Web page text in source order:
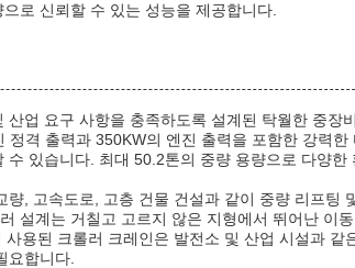
로 신뢰할 수 있는 성능을 제공합니다.
업 요구 사항을 충족하도록 설계된 탁월한 중장
격 출력과 350KW의 엔진 출력을 포함한 강력한
있습니다. 최대 50.2톤의 중량 용량으로 다양한
, 고속도로, 고층 건물 건설과 같이 중량 리프팅
설계는 거칠고 고르지 않은 지형에서 뛰어난 이
용된 크롤러 크레인은 발전소 및 산업 시설과 같
요합니다.